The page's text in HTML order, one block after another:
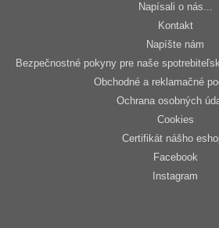
Napísali o nás...
Kontakt
Napíšte nám
Bezpečnostné pokyny pre naše
Obchodné a reklamačné
Ochrana osobných
Cookies
Certifikát nášho
Facebook
Instagram